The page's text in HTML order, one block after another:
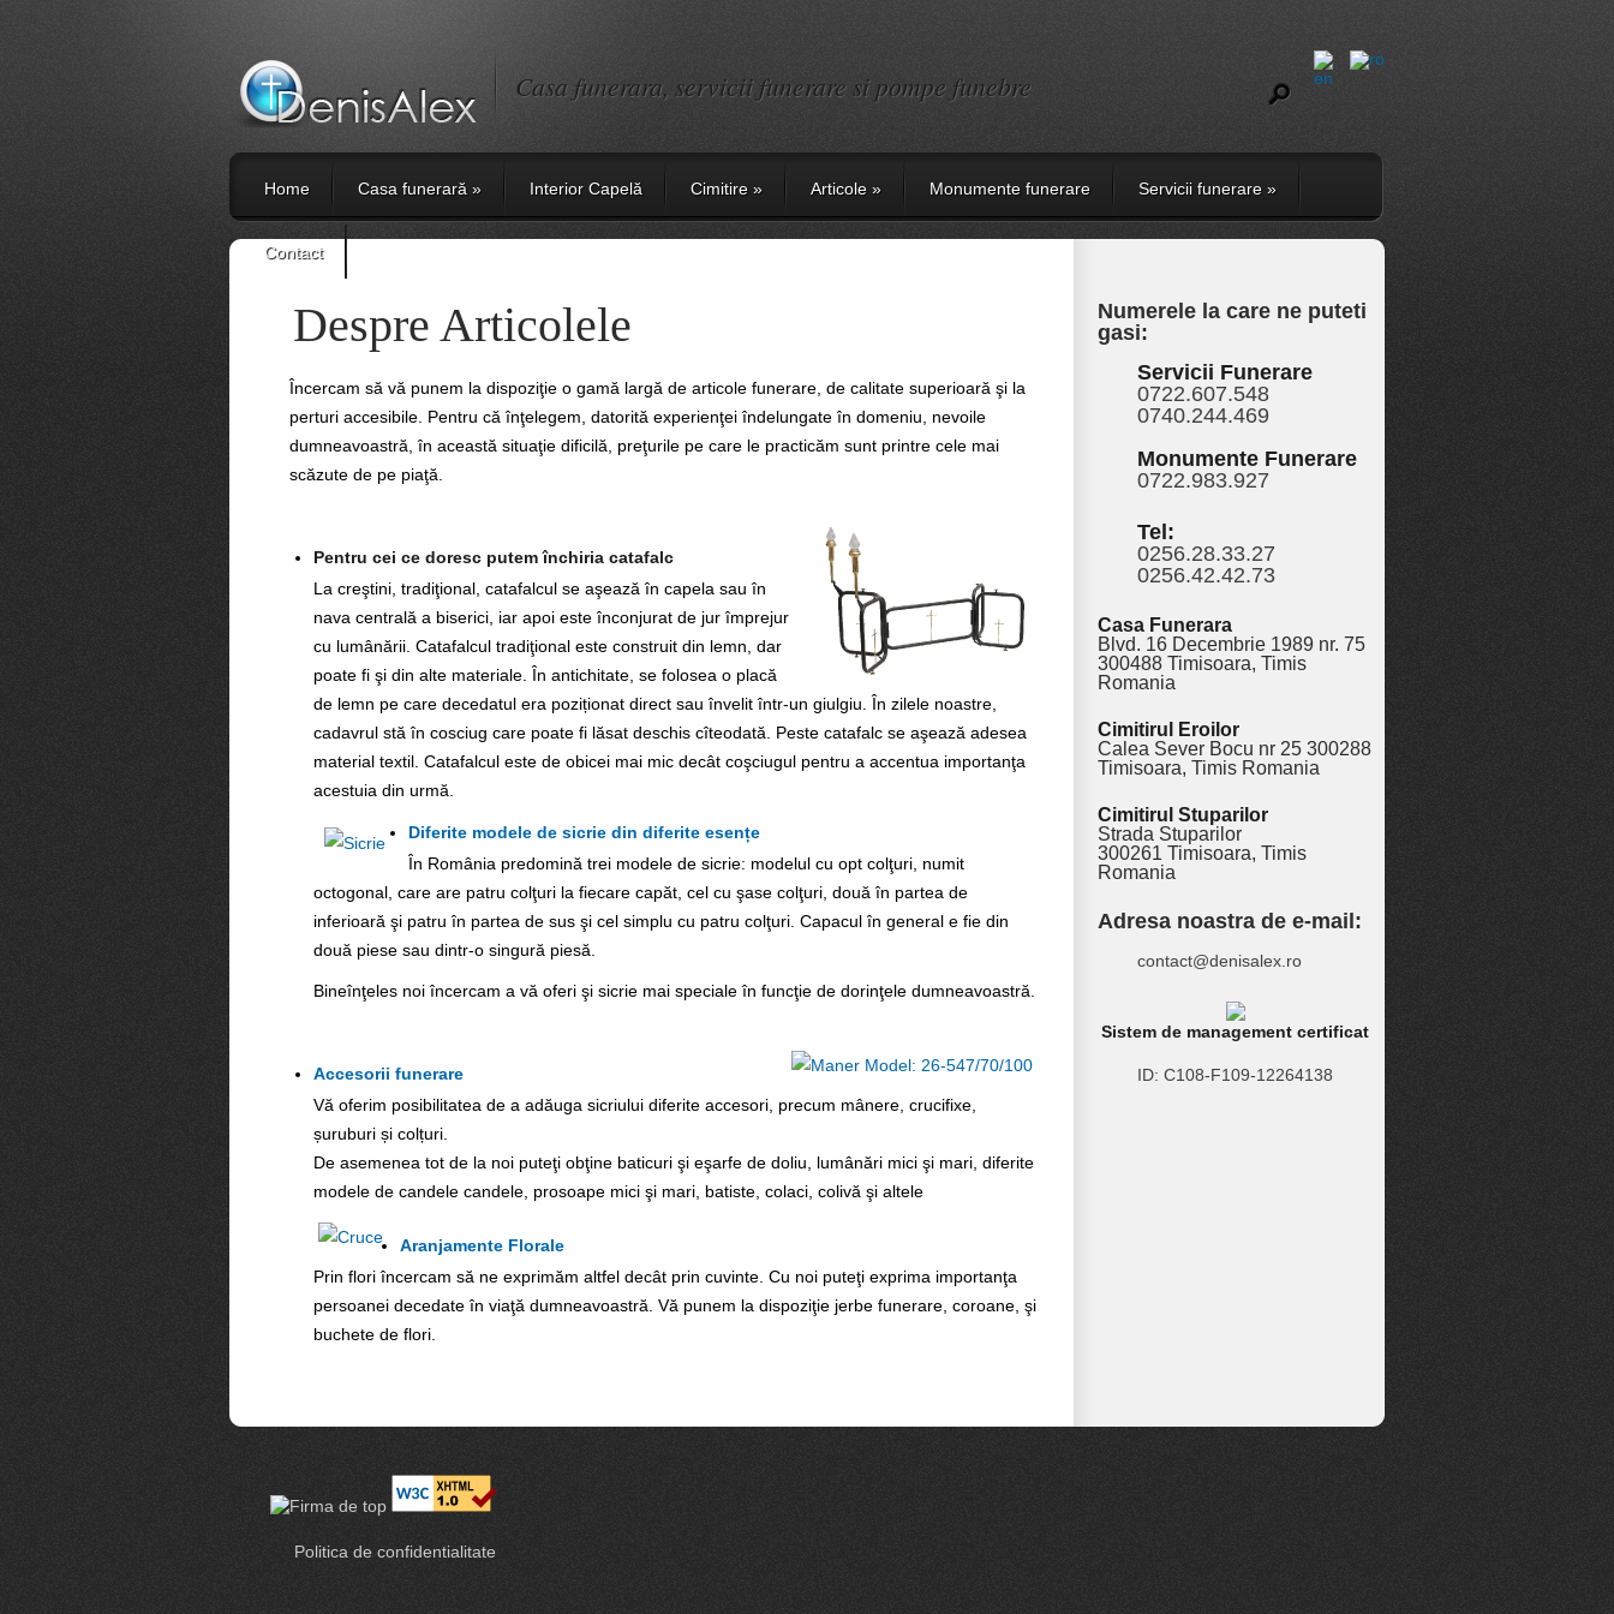
Casa funerara, servicii funerare si pompe funebre
Home Casa funerară» Interior Capelă Cimitire» Articole» Monumente funerare Servicii funerare»
Contact
Despre Articolele
Încercam să vă punem la dispoziţie o gamă largă de articole funerare, de calitate superioară şi la
perturi accesibile. Pentru că înţelegem, datorită experienţei îndelungate în domeniu, nevoile
dumneavoastră, în această situaţie dificilă, preţurile pe care le practicăm sunt printre cele mai
scăzute de pe piaţă.
Pentru cei ce doresc putem închiria catafalc
La creştini, tradiţional, catafalcul se aşează în capela sau în
nava centrală a biserici, iar apoi este înconjurat de jur împrejur
cu lumânării. Catafalcul tradiţional este construit din lemn, dar
poate fi şi din alte materiale. În antichitate, se folosea o placă
de lemn pe care decedatul era poziționat direct sau învelit într-un giulgiu. În zilele noastre,
cadavrul stă în cosciug care poate fi lăsat deschis cîteodată. Peste catafalc se aşează adesea
material textil. Catafalcul este de obicei mai mic decât coşciugul pentru a accentua importanţa
acestuia din urmă.
Diferite modele de sicrie din diferite esențe
În România predomină trei modele de sicrie: modelul cu opt colţuri, numit
octogonal, care are patru colţuri la fiecare capăt, cel cu şase colţuri, două în partea de
inferioară şi patru în partea de sus şi cel simplu cu patru colţuri. Capacul în general e fie din
două piese sau dintr-o singură piesă.
Bineînţeles noi încercam a vă oferi şi sicrie mai speciale în funcţie de dorinţele dumneavoastră.
Accesorii funerare
Vă oferim posibilitatea de a adăuga sicriului diferite accesori, precum mânere, crucifixe,
șuruburi și colțuri.
De asemenea tot de la noi puteţi obţine baticuri şi eşarfe de doliu, lumânări mici şi mari, diferite
modele de candele candele, prosoape mici şi mari, batiste, colaci, colivă şi altele
Aranjamente Florale
Prin flori încercam să ne exprimăm altfel decât prin cuvinte. Cu noi puteţi exprima importanţa
persoanei decedate în viaţă dumneavoastră. Vă punem la dispoziţie jerbe funerare, coroane, şi
buchete de flori.
Numerele la care ne puteti
gasi:
Servicii Funerare
0722.607.548
0740.244.469
Monumente Funerare
0722.983.927
Tel:
0256.28.33.27
0256.42.42.73
Casa Funerara
Blvd. 16 Decembrie 1989 nr. 75
300488 Timisoara, Timis
Romania
Cimitirul Eroilor
Calea Sever Bocu nr 25 300288
Timisoara, Timis Romania
Cimitirul Stuparilor
Strada Stuparilor
300261 Timisoara, Timis
Romania
Adresa noastra de e-mail:
contact@denisalex.ro
Sistem de management certificat
ID: C108-F109-12264138
Politica de confidentialitate